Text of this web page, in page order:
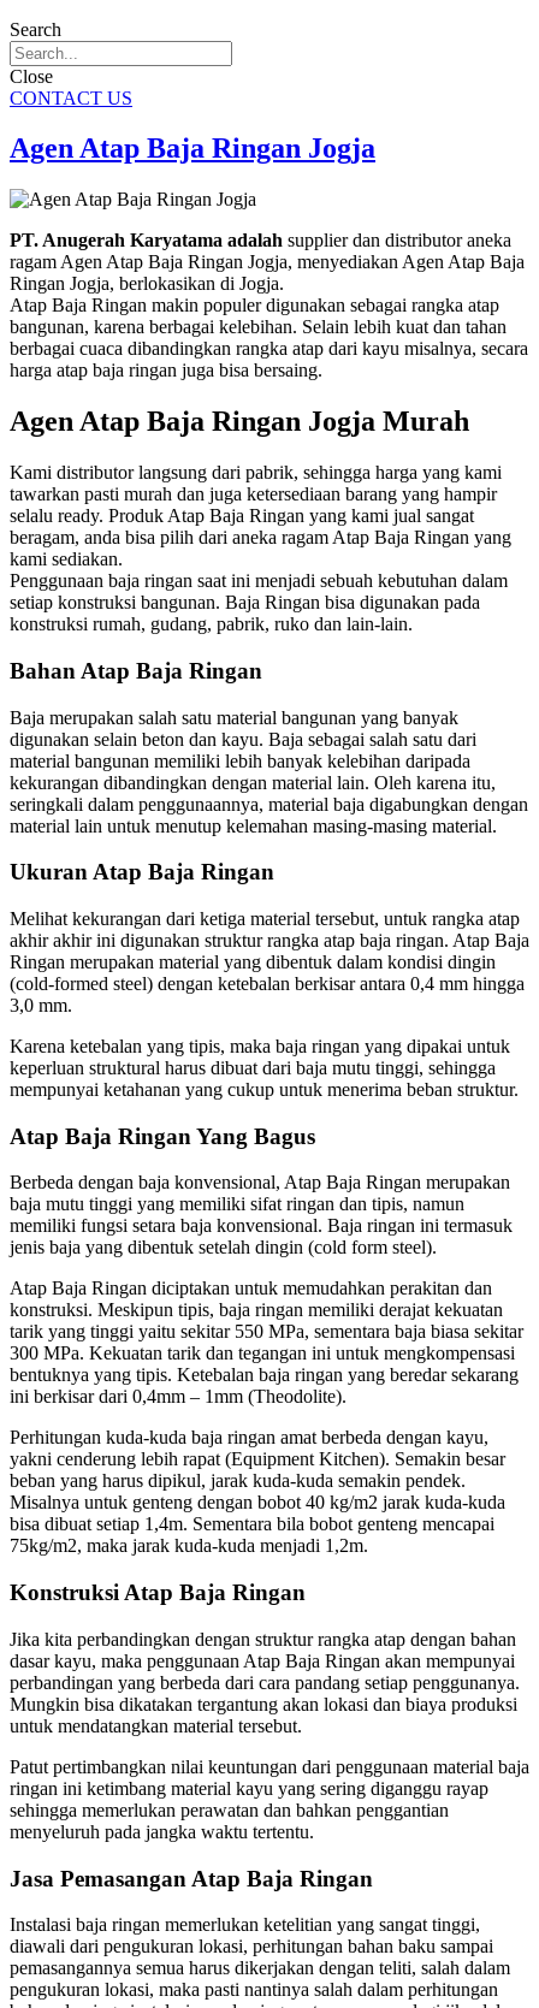
Search
Close
CONTACT US
Agen Atap Baja Ringan Jogja
PT. Anugerah Karyatama adalah supplier dan distributor aneka
ragam Agen Atap Baja Ringan Jogja, menyediakan Agen Atap Baja
Ringan Jogja, berlokasikan di Jogja.
Atap Baja Ringan makin populer digunakan sebagai rangka atap
bangunan, karena berbagai kelebihan. Selain lebih kuat dan tahan
berbagai cuaca dibandingkan rangka atap dari kayu misalnya, secara
harga atap baja ringan juga bisa bersaing.
Agen Atap Baja Ringan Jogja Murah
Kami distributor langsung dari pabrik, sehingga harga yang kami
tawarkan pasti murah dan juga ketersediaan barang yang hampir
selalu ready. Produk Atap Baja Ringan yang kami jual sangat
beragam, anda bisa pilih dari aneka ragam Atap Baja Ringan yang
kami sediakan.
Penggunaan baja ringan saat ini menjadi sebuah kebutuhan dalam
setiap konstruksi bangunan. Baja Ringan bisa digunakan pada
konstruksi rumah, gudang, pabrik, ruko dan lain-lain.
Bahan Atap Baja Ringan
Baja merupakan salah satu material bangunan yang banyak
digunakan selain beton dan kayu. Baja sebagai salah satu dari
material bangunan memiliki lebih banyak kelebihan daripada
kekurangan dibandingkan dengan material lain. Oleh karena itu,
seringkali dalam penggunaannya, material baja digabungkan dengan
material lain untuk menutup kelemahan masing-masing material.
Ukuran Atap Baja Ringan
Melihat kekurangan dari ketiga material tersebut, untuk rangka atap
akhir akhir ini digunakan struktur rangka atap baja ringan. Atap Baja
Ringan merupakan material yang dibentuk dalam kondisi dingin
(cold-formed steel) dengan ketebalan berkisar antara 0,4 mm hingga
3,0 mm.
Karena ketebalan yang tipis, maka baja ringan yang dipakai untuk
keperluan struktural harus dibuat dari baja mutu tinggi, sehingga
mempunyai ketahanan yang cukup untuk menerima beban struktur.
Atap Baja Ringan Yang Bagus
Berbeda dengan baja konvensional, Atap Baja Ringan merupakan
baja mutu tinggi yang memiliki sifat ringan dan tipis, namun
memiliki fungsi setara baja konvensional. Baja ringan ini termasuk
jenis baja yang dibentuk setelah dingin (cold form steel).
Atap Baja Ringan diciptakan untuk memudahkan perakitan dan
konstruksi. Meskipun tipis, baja ringan memiliki derajat kekuatan
tarik yang tinggi yaitu sekitar 550 MPa, sementara baja biasa sekitar
300 MPa. Kekuatan tarik dan tegangan ini untuk mengkompensasi
bentuknya yang tipis. Ketebalan baja ringan yang beredar sekarang
ini berkisar dari 0,4mm – 1mm (Theodolite).
Perhitungan kuda-kuda baja ringan amat berbeda dengan kayu,
yakni cenderung lebih rapat (Equipment Kitchen). Semakin besar
beban yang harus dipikul, jarak kuda-kuda semakin pendek.
Misalnya untuk genteng dengan bobot 40 kg/m2 jarak kuda-kuda
bisa dibuat setiap 1,4m. Sementara bila bobot genteng mencapai
75kg/m2, maka jarak kuda-kuda menjadi 1,2m.
Konstruksi Atap Baja Ringan
Jika kita perbandingkan dengan struktur rangka atap dengan bahan
dasar kayu, maka penggunaan Atap Baja Ringan akan mempunyai
perbandingan yang berbeda dari cara pandang setiap penggunanya.
Mungkin bisa dikatakan tergantung akan lokasi dan biaya produksi
untuk mendatangkan material tersebut.
Patut pertimbangkan nilai keuntungan dari penggunaan material baja
ringan ini ketimbang material kayu yang sering diganggu rayap
sehingga memerlukan perawatan dan bahkan penggantian
menyeluruh pada jangka waktu tertentu.
Jasa Pemasangan Atap Baja Ringan
Instalasi baja ringan memerlukan ketelitian yang sangat tinggi,
diawali dari pengukuran lokasi, perhitungan bahan baku sampai
pemasangannya semua harus dikerjakan dengan teliti, salah dalam
pengukuran lokasi, maka pasti nantinya salah dalam perhitungan